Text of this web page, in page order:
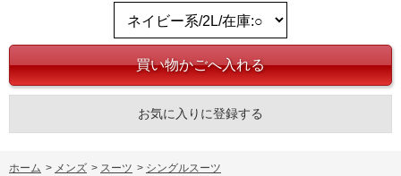
お気に入りに登録する
ホーム > メンズ > スーツ > シングルスーツ